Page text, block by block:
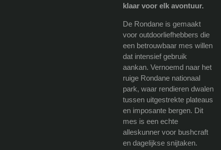
klaar voor elk avontuur.
De Rondane is gemaakt
voor outdoorliefhebbers die
een betrouwbaar mes willen
dat intensief gebruik
aankan. Vernoemd naar het
ruige Rondane nationaal
park, waar rendieren dwalen
tussen uitgestrekte plateaus
en imposante bergen. Dit
mes is een echte
alleskunner voor bushcraft
en dagelijkse snijtaken.